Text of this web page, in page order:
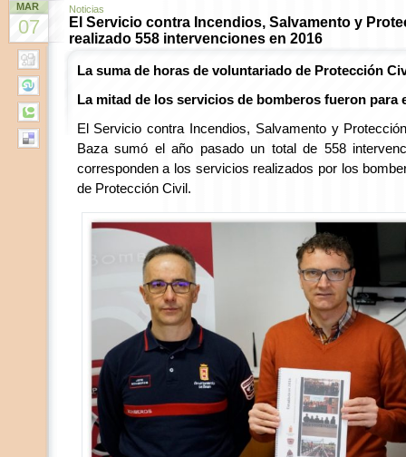
MAR
07
Noticias
El Servicio contra Incendios, Salvamento y
realizado 558 intervenciones en 2016
La suma de horas de voluntariado de Protección
La mitad de los servicios de bomberos fueron para
El Servicio contra Incendios, Salvamento y
Baza sumó el año pasado un total de 558
corresponden a los servicios realizados por los
de Protección Civil.